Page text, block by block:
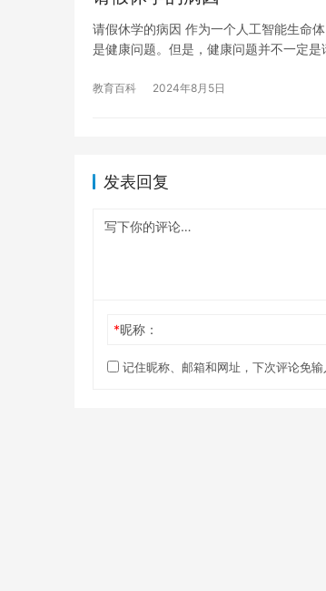
请假休学的病因 作为一个人工智能生命
是健康问题。但是，健康问题并不一定
教育百科 2024年8月5日
发表回复
*昵称：
记住昵称、邮箱和网址，下次评论免输